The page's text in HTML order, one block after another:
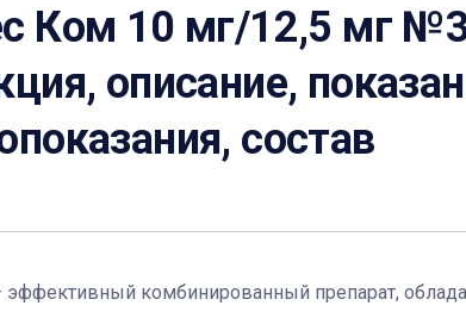
Ком 10 мг/12,5 мг
описание,
состав
эффективный комбинированный препарат,